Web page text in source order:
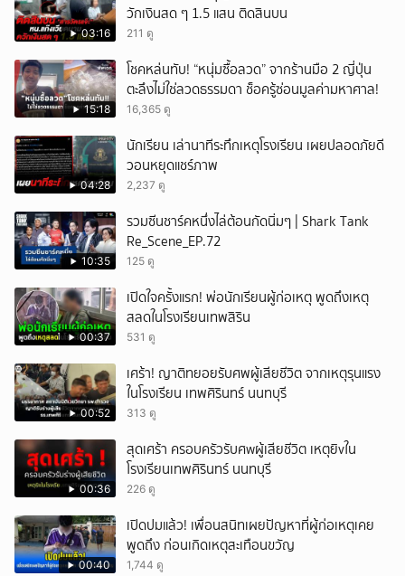
03:16
วักเงินสด ๆ 1.5 แสน ติดสินบน
211 ดู
15:18
โชคหล่นทับ! “หนุ่มซื้อลวด” จากร้านมือ 2 ญี่ปุ่น
ตะลึงไม่ใช่ลวดธรรมดา ช็อครู้ซ่อนมูลค่ามหาศาล!
16,365 ดู
04:28
นักเรียน เล่านาทีระทึกเหตุโรงเรียน เผยปลอดภัยดี
วอนหยุดแชร์ภาพ
2,237 ดู
10:35
รวมซีนชาร์คหนึ่งไล่ต้อนกัดนิ่มๆ | Shark Tank
Re_Scene_EP.72
125 ดู
00:37
เปิดใจครั้งแรก! พ่อนักเรียนผู้ก่อเหตุ พูดถึงเหตุ
สลดในโรงเรียนเทพสิริน
531 ดู
00:52
เศร้า! ญาติทยอยรับศพผู้เสียชีวิต จากเหตุรุนแรง
ในโรงเรียน เทพศิรินทร์ นนทบุรี
313 ดู
00:36
สุดเศร้า ครอบครัวรับศwผู้เสียชีวิต เหตุยิvใน
โรงเรียนเทพศิรินทร์ นนทบุรี
226 ดู
00:40
เปิดปมแล้ว! เพื่อนสนิทเผยปัญหาที่ผู้ก่อเหตุเคย
พูดถึง ก่อนเกิดเหตุสะเทือนขวัญ
1,744 ดู